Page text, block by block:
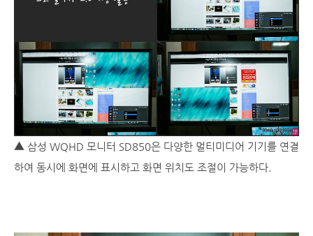
▲ 삼성 WQHD 모니터 SD850은 다양한 멀티미디어 기기를 연결
하여 동시에 화면에 표시하고 화면 위치도 조절이 가능하다.